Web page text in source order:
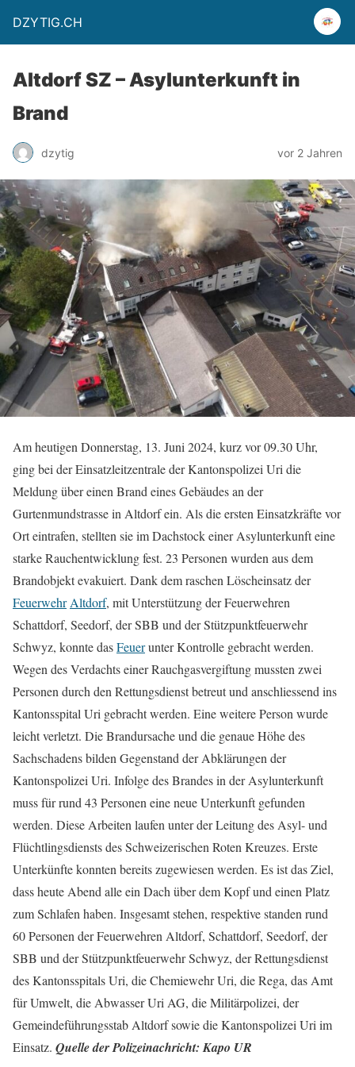
DZYTIG.CH
Altdorf SZ – Asylunterkunft in
Brand
dzytig vor 2 Jahren
Am heutigen Donnerstag, 13. Juni 2024, kurz vor 09.30 Uhr,
ging bei der Einsatzleitzentrale der Kantonspolizei Uri die
Meldung über einen Brand eines Gebäudes an der
Gurtenmundstrasse in Altdorf ein. Als die ersten Einsatzkräfte vor
Ort eintrafen, stellten sie im Dachstock einer Asylunterkunft eine
starke Rauchentwicklung fest. 23 Personen wurden aus dem
Brandobjekt evakuiert. Dank dem raschen Löscheinsatz der
Feuerwehr Altdorf, mit Unterstützung der Feuerwehren
Schattdorf, Seedorf, der SBB und der Stützpunktfeuerwehr
Schwyz, konnte dasFeuerunter Kontrolle gebracht werden.
Wegen des Verdachts einer Rauchgasvergiftung mussten zwei
Personen durch den Rettungsdienst betreut und anschliessend ins
Kantonsspital Uri gebracht werden. Eine weitere Person wurde
leicht verletzt. Die Brandursache und die genaue Höhe des
Sachschadens bilden Gegenstand der Abklärungen der
Kantonspolizei Uri. Infolge des Brandes in der Asylunterkunft
muss für rund 43 Personen eine neue Unterkunft gefunden
werden. Diese Arbeiten laufen unter der Leitung des Asyl- und
Flüchtlingsdiensts des Schweizerischen Roten Kreuzes. Erste
Unterkünfte konnten bereits zugewiesen werden. Es ist das Ziel,
dass heute Abend alle ein Dach über dem Kopf und einen Platz
zum Schlafen haben. Insgesamt stehen, respektive standen rund
60 Personen der Feuerwehren Altdorf, Schattdorf, Seedorf, der
SBB und der Stützpunktfeuerwehr Schwyz, der Rettungsdienst
des Kantonsspitals Uri, die Chemiewehr Uri, die Rega, das Amt
für Umwelt, die Abwasser Uri AG, die Militärpolizei, der
Gemeindeführungsstab Altdorf sowie die Kantonspolizei Uri im
Einsatz. Quelle der Polizeinachricht: Kapo UR